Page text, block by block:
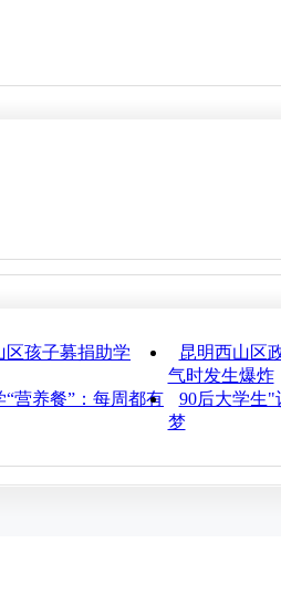
区孩子募捐助学
昆明西山区
气时发生爆炸
营养餐”：每周都有
90后大学生
梦